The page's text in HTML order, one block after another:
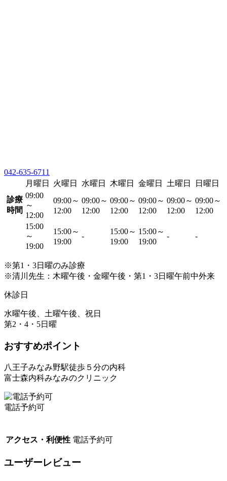
042-635-6711
月曜日
火曜日 水曜日 木曜日 金曜日 土曜日
日曜日
診療
時間
09:00
～
12:00
09:00～
12:00
09:00～
12:00
09:00～
12:00
09:00～
12:00
09:00～
12:00
09:00～
12:00
15:00
～
19:00
15:00～
19:00
-
15:00～
19:00
15:00～
19:00
- -
※第1・3日曜のみ診療
※清川先生：木曜午後・金曜午後・第1・3日曜午前中外来
休診日
水曜午後、土曜午後、祝日
第2・4・5日曜
おすすめポイント
八王子みなみ野駅徒歩５分の内科
富士森内科みなみのクリニック
電話予約可
アクセス・利便性 電話予約可
ユーザーレビュー